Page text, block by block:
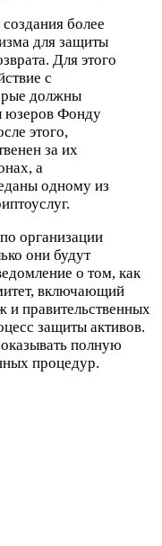
более
для защиты
Для этого
с
должны
юзеров Фонду
этого,
за их
а
одному из
организации
они будут
о том, как
включающий
и правительственных
защиты активов.
полную
процедур.